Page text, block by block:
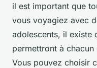
il est important que
vous voyagiez avec
adolescents, il existe
permettront à
Vous pouvez choisir